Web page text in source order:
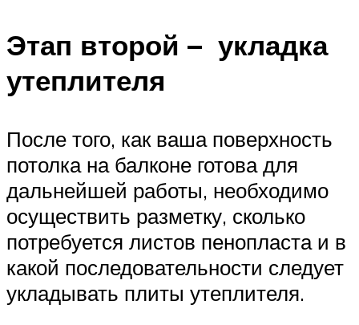
Этап второй – укладка
утеплителя
После того, как ваша поверхность
потолка на балконе готова для
дальнейшей работы, необходимо
осуществить разметку, сколько
потребуется листов пенопласта и в
какой последовательности следует
укладывать плиты утеплителя.